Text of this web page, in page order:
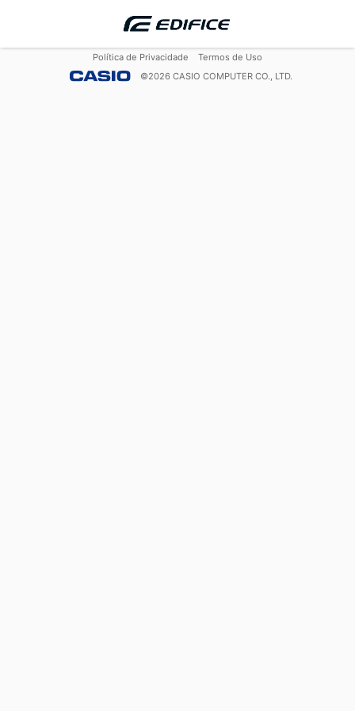
Política de Privacidade
Termos de Uso
©2026 CASIO COMPUTER CO., LTD.